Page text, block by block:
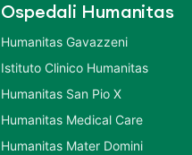
Ospedali Humanitas
Humanitas Gavazzeni
Istituto Clinico Humanitas
Humanitas San Pio X
Humanitas Medical Care
Humanitas Mater Domini